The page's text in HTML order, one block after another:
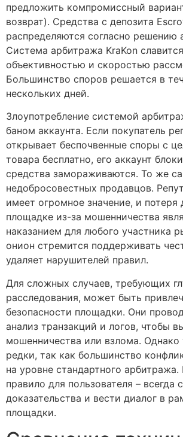
предложить компромиссный
возврат). Средства с депозита
распределяются согласно решению
Система арбитража KraKon
объективностью и скоростью
Большинство споров решается в
нескольких дней.
Злоупотребление системой
баном аккаунта. Если покупатель
открывает беспочвенные споры с
товара бесплатно, его аккаунт
средства замораживаются. То же
недобросовестных продавцов.
имеет огромное значение, и потеря
площадке из-за мошенничества
наказанием для любого участника
онион стремится поддерживать
удаляет нарушителей правил.
Для сложных случаев, требующих
расследования, может быть
безопасности площадки. Они
анализ транзакций и логов, чтобы
мошенничества или взлома. Однако
редки, так как большинство
на уровне стандартного арбитража.
правило для пользователя – всегда
доказательства и вести диалог в
площадки.